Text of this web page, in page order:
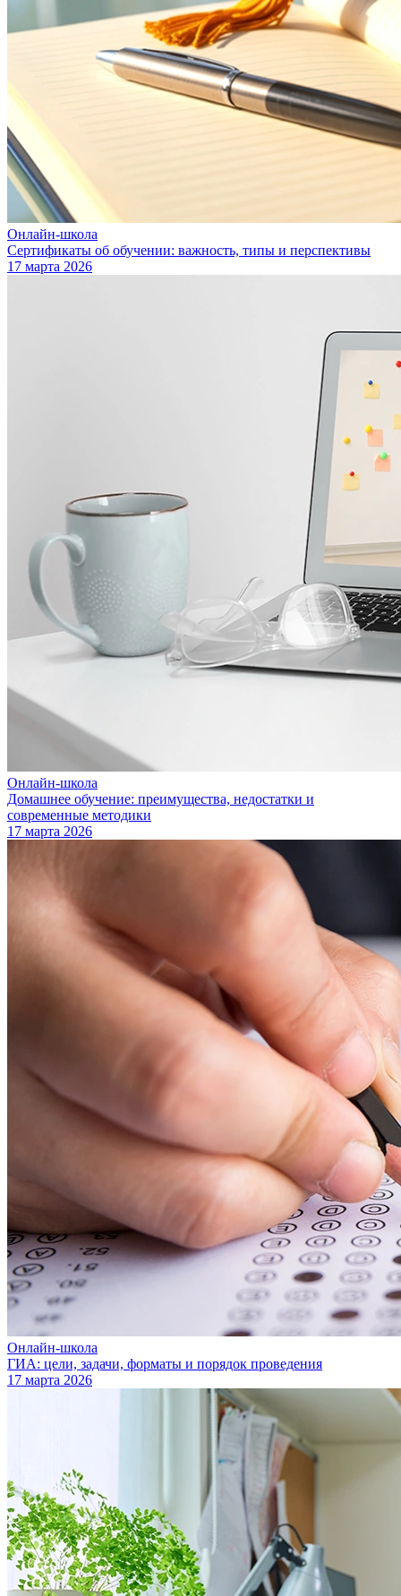
Онлайн-школа
Сертификаты об обучении: важность, типы и перспективы
17 марта 2026
Онлайн-школа
Домашнее обучение: преимущества, недостатки и
современные методики
17 марта 2026
Онлайн-школа
ГИА: цели, задачи, форматы и порядок проведения
17 марта 2026